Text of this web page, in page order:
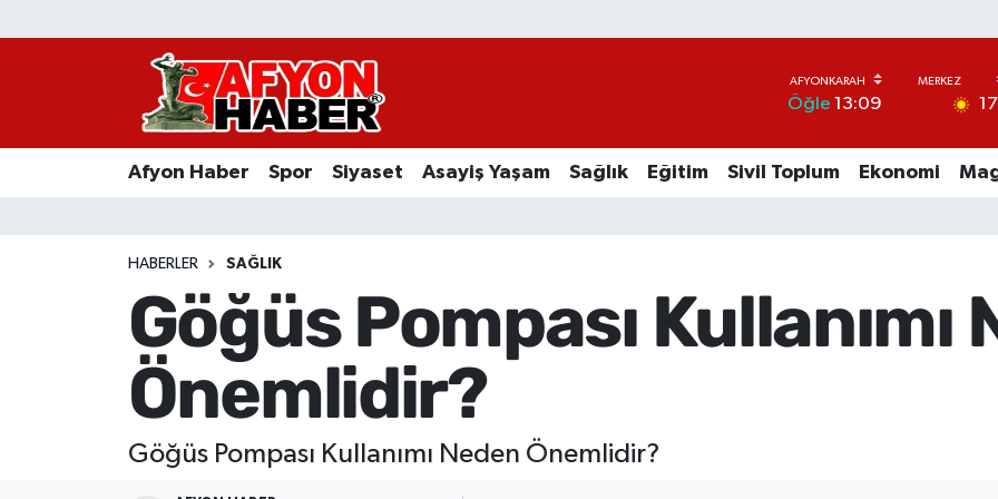
Öğle 13:09 17
Afyon Haber Spor Siyaset Asayiş Yaşam Sağlık Eğitim Sivil Toplum Ekonomi
HABERLER SAĞLIK
Göğüs Pompası Kullanımı
Önemlidir?
Göğüs Pompası Kullanımı Neden Önemlidir?
Afyon Haber
Asayiş Yaşam
Sivil Toplum